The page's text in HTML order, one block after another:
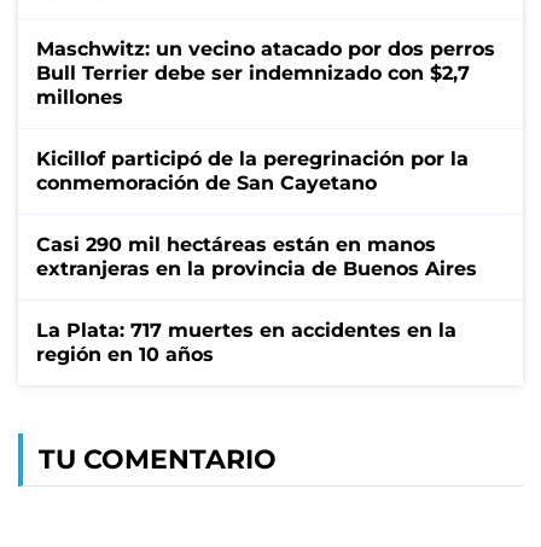
Maschwitz: un vecino atacado por dos perros
Bull Terrier debe ser indemnizado con $2,7
millones
Kicillof participó de la peregrinación por la
conmemoración de San Cayetano
Casi 290 mil hectáreas están en manos
extranjeras en la provincia de Buenos Aires
La Plata: 717 muertes en accidentes en la
región en 10 años
TU COMENTARIO